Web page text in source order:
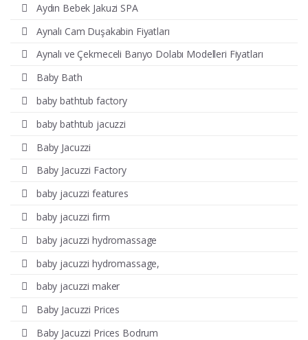
Aydın Bebek Jakuzi SPA
Aynalı Cam Duşakabin Fiyatları
Aynalı ve Çekmeceli Banyo Dolabı Modelleri Fiyatları
Baby Bath
baby bathtub factory
baby bathtub jacuzzi
Baby Jacuzzi
Baby Jacuzzi Factory
baby jacuzzi features
baby jacuzzi firm
baby jacuzzi hydromassage
baby jacuzzi hydromassage,
baby jacuzzi maker
Baby Jacuzzi Prices
Baby Jacuzzi Prices Bodrum